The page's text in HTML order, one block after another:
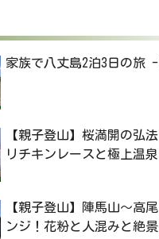
家族で八丈島2泊3日の旅
【親子登山】桜満開の弘
リチキンレースと極上温泉
【親子登山】陣馬山〜高
ンジ！花粉と人混みと絶